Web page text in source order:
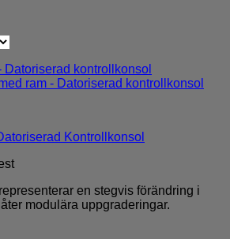
Kontrollkonsol
en stegvis förändring i
modulära uppgraderingar.